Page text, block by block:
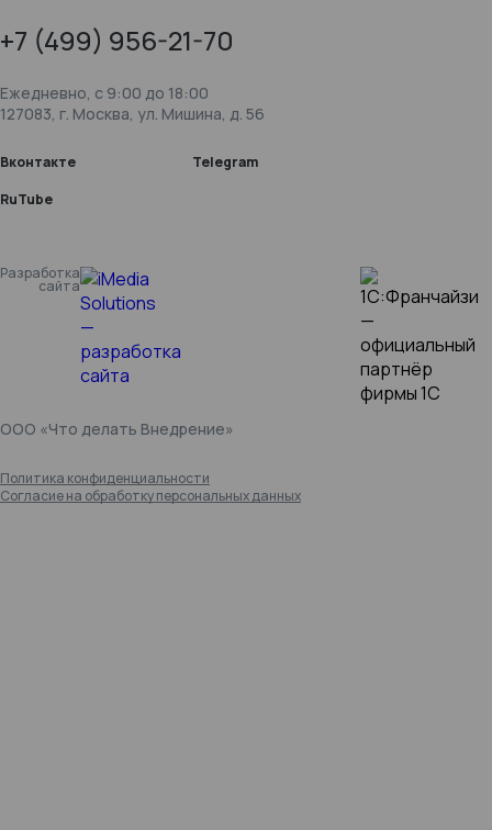
Вконтакте
Telegram
RuTube
ООО «Что делать Внедрение»
+7 (499) 956-21-70
Ежедневно, c 9:00 до 18:00
127083, г. Москва, ул. Мишина, д. 56
Разработка
сайта
Политика конфиденциальности
Согласие на обработку персональных данных